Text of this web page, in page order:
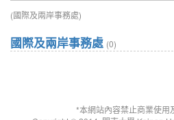
(國際及兩岸事務處)
國際及兩岸事務處 (0)
*本網站內容禁止商業使用